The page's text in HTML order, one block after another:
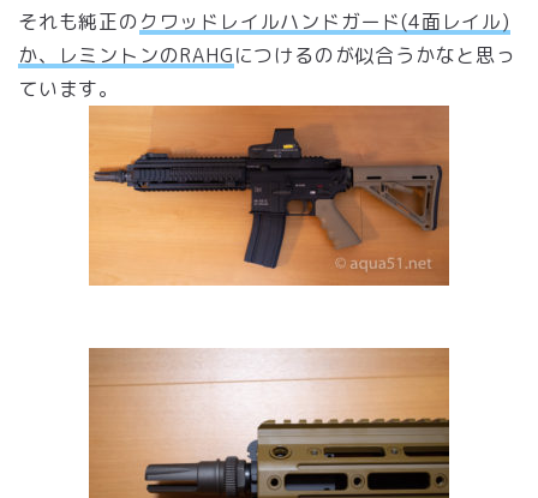
それも純正のクワッドレイルハンドガード(4面レイル)
か、レミントンのRAHGにつけるのが似合うかなと思っ
ています。